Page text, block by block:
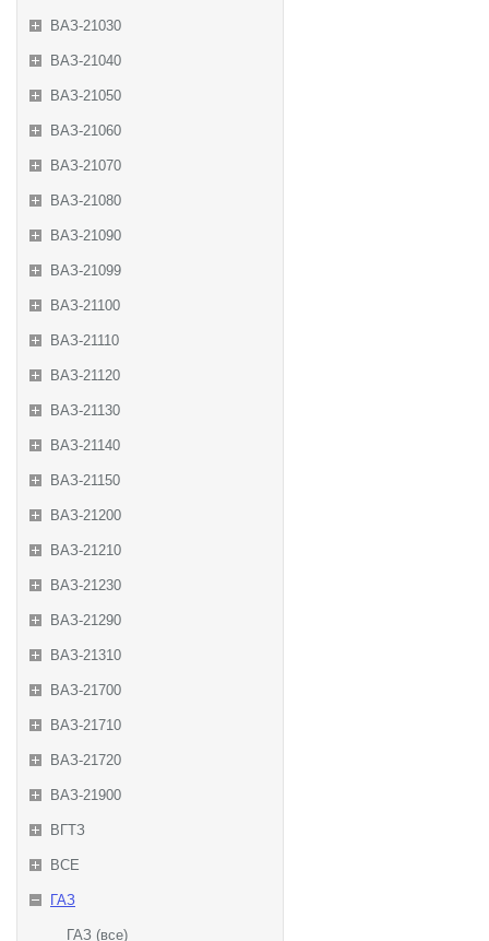
ВАЗ-21030
ВАЗ-21040
ВАЗ-21050
ВАЗ-21060
ВАЗ-21070
ВАЗ-21080
ВАЗ-21090
ВАЗ-21099
ВАЗ-21100
ВАЗ-21110
ВАЗ-21120
ВАЗ-21130
ВАЗ-21140
ВАЗ-21150
ВАЗ-21200
ВАЗ-21210
ВАЗ-21230
ВАЗ-21290
ВАЗ-21310
ВАЗ-21700
ВАЗ-21710
ВАЗ-21720
ВАЗ-21900
ВГТЗ
ВСЕ
ГАЗ
ГАЗ (все)